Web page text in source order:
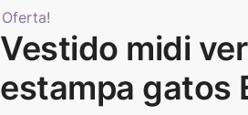
Oferta!
Vestido midi
estampa gatos